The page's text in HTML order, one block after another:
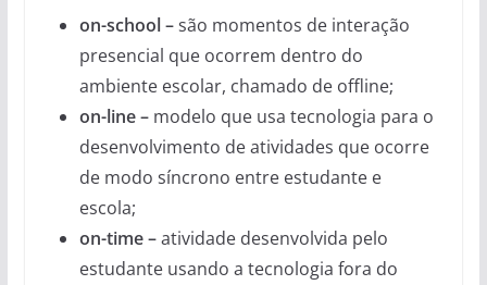
on-school –são momentos de interação
presencial que ocorrem dentro do
ambiente escolar, chamado de offline;
on-line –modelo que usa tecnologia para o
desenvolvimento de atividades que ocorre
de modo síncrono entre estudante e
escola;
on-time –atividade desenvolvida pelo
estudante usando a tecnologia fora do